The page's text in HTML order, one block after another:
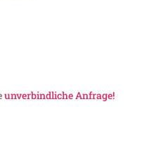
unverbindliche Anfrage!